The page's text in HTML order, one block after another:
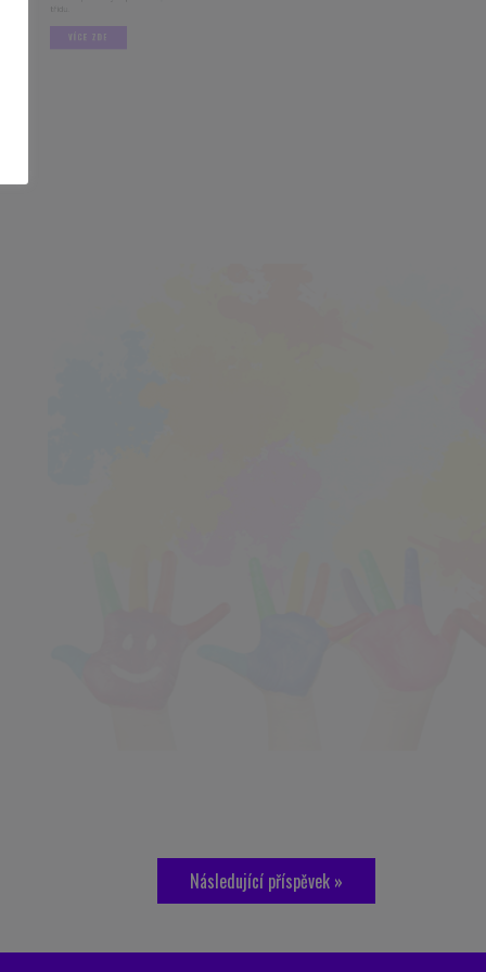
Následující příspěvek »